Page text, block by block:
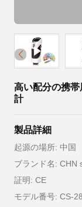
高い配分の携
計
製品詳細
起源の場所: 中国
ブランド名: CHN
証明: CE
モデル番号: CS-